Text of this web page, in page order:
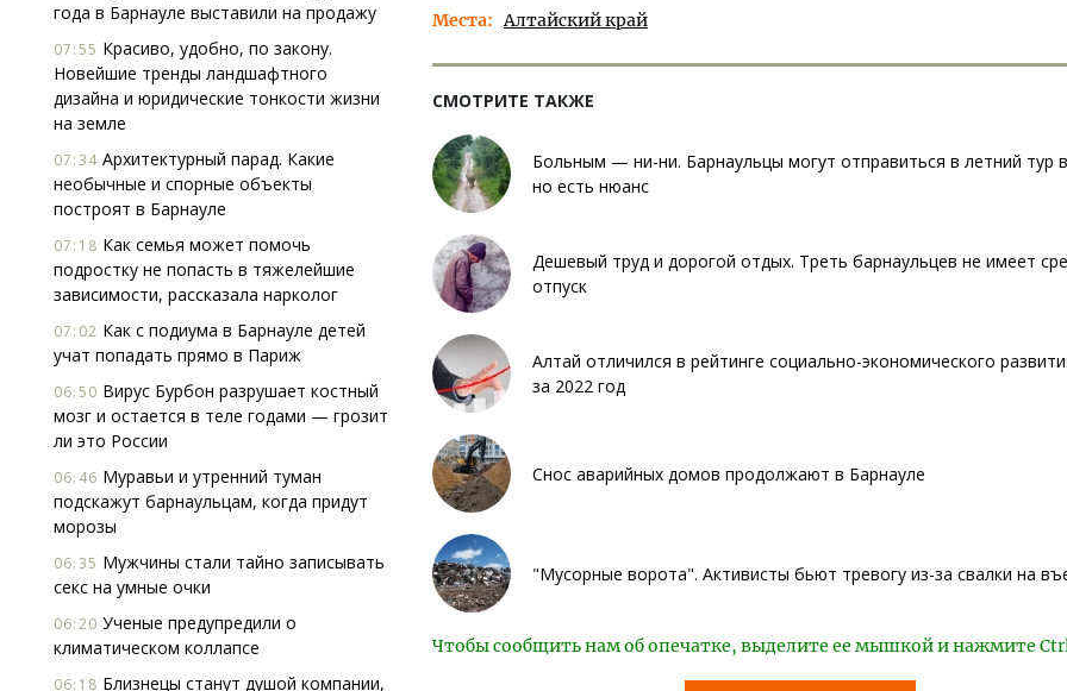
года в Барнауле выставили на продажу
07:55 Красиво, удобно, по закону.
Новейшие тренды ландшафтного
дизайна и юридические тонкости жизни
на земле
07:34 Архитектурный парад. Какие
необычные и спорные объекты
построят в Барнауле
07:18 Как семья может помочь
подростку не попасть в тяжелейшие
зависимости, рассказала нарколог
07:02 Как с подиума в Барнауле детей
учат попадать прямо в Париж
06:50 Вирус Бурбон разрушает костный
мозг и остается в теле годами — грозит
ли это России
06:46 Муравьи и утренний туман
подскажут барнаульцам, когда придут
морозы
06:35 Мужчины стали тайно записывать
секс на умные очки
06:20 Ученые предупредили о
климатическом коллапсе
06:18 Близнецы станут душой компании,
Места Алтайский край
СМОТРИТЕ ТАКЖЕ
Больным — ни-ни. Барнаульцы могут отправиться в летний тур
но есть нюанс
Дешевый труд и дорогой отдых. Треть барнаульцев не имеет
отпуск
Алтай отличился в рейтинге социально-экономического
за 2022 год
Снос аварийных домов продолжают в Барнауле
"Мусорные ворота". Активисты бьют тревогу из-за свалки на
Чтобы сообщить нам об опечатке, выделите ее мышкой и нажмите